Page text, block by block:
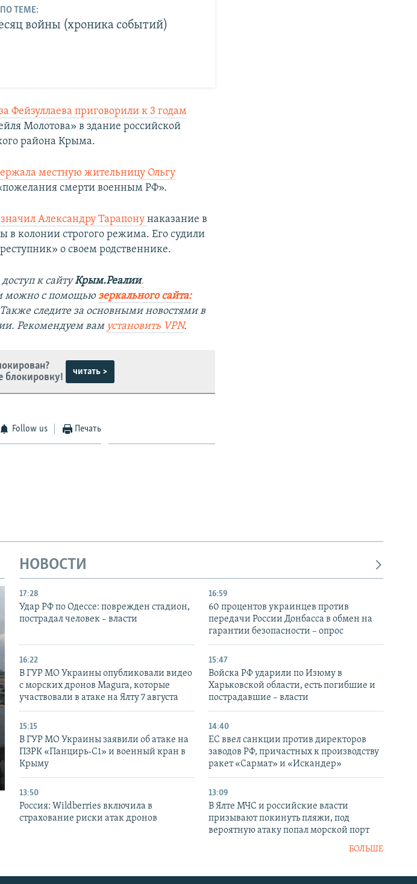
ТЕМЕ:
войны (хроника событий)
Фейзуллаева приговорили к 3 годам
Молотова» в здание российской
района Крыма.
местную жительницу Ольгу
смерти военным РФ».
Александру Тарапонунаказание в
в колонии строгого режима. Его судили
о своем родственнике.
доступ к сайтуКрым.Реалии.
можно с помощьюзеркального сайта:
Также следите за основными новостями в
Рекомендуем вам установить VPN.
блокировку!
читать >
Follow us Печать
НОВОСТИ
17:28
Удар РФ по Одессе: поврежден стадион,
пострадал человек – власти
16:59
60 процентов украинцев против
передачи России Донбасса в обмен на
гарантии безопасности – опрос
16:22
В ГУР МО Украины опубликовали видео
с морских дронов Magura, которые
участвовали в атаке на Ялту 7 августа
15:47
Войска РФ ударили по Изюму в
Харьковской области, есть погибшие и
пострадавшие – власти
15:15
В ГУР МО Украины заявили об атаке на
ПЗРК «Панцирь-С1» и военный кран в
Крыму
14:40
ЕС ввел санкции против директоров
заводов РФ, причастных к производству
ракет «Сармат» и «Искандер»
13:50
Россия: Wildberries включила в
страхование риски атак дронов
13:09
В Ялте МЧС и российские власти
призывают покинуть пляжи, под
вероятную атаку попал морской порт
БОЛЬШЕ